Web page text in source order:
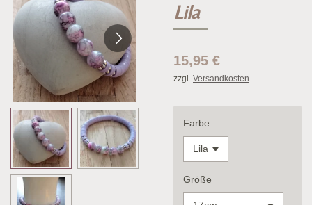
Lila
15,95 €
zzgl. Versandkosten
Farbe
Größe